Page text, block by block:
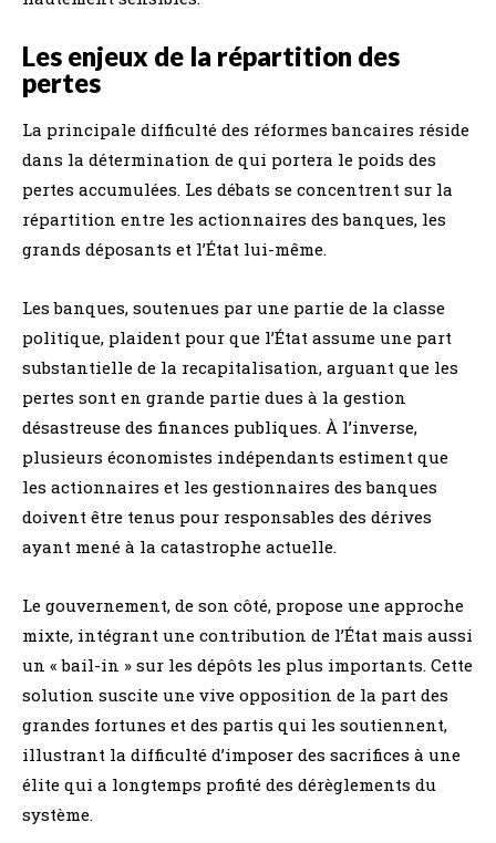
Les enjeux de la répartition des
pertes
La principale difficulté des réformes bancaires réside
dans la détermination de qui portera le poids des
pertes accumulées. Les débats se concentrent sur la
répartition entre les actionnaires des banques, les
grands déposants et l’État lui-même.
Les banques, soutenues par une partie de la classe
politique, plaident pour que l’État assume une part
substantielle de la recapitalisation, arguant que les
pertes sont en grande partie dues à la gestion
désastreuse des finances publiques. À l’inverse,
plusieurs économistes indépendants estiment que
les actionnaires et les gestionnaires des banques
doivent être tenus pour responsables des dérives
ayant mené à la catastrophe actuelle.
Le gouvernement, de son côté, propose une approche
mixte, intégrant une contribution de l’État mais aussi
un « bail-in » sur les dépôts les plus importants. Cette
solution suscite une vive opposition de la part des
grandes fortunes et des partis qui les soutiennent,
illustrant la difficulté d’imposer des sacrifices à une
élite qui a longtemps profité des dérèglements du
système.